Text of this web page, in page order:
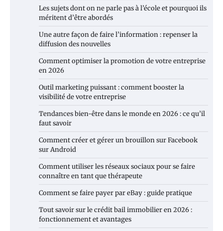
Les sujets dont on ne parle pas à l’école et pourquoi ils
méritent d’être abordés
Une autre façon de faire l’information : repenser la
diffusion des nouvelles
Comment optimiser la promotion de votre entreprise
en 2026
Outil marketing puissant : comment booster la
visibilité de votre entreprise
Tendances bien-être dans le monde en 2026 : ce qu’il
faut savoir
Comment créer et gérer un brouillon sur Facebook
sur Android
Comment utiliser les réseaux sociaux pour se faire
connaître en tant que thérapeute
Comment se faire payer par eBay : guide pratique
Tout savoir sur le crédit bail immobilier en 2026 :
fonctionnement et avantages